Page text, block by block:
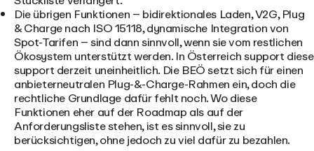
Die übrigen Funktionen– bidirektionales Laden, V2G, Plug
& Charge nach ISO 15118, dynamische Integration von
Spot-Tarifen – sind dann sinnvoll, wenn sie vom restlichen
Ökosystem unterstützt werden. In Österreich support diese
support derzeit uneinheitlich. Die BEÖ setzt sich für einen
anbieterneutralen Plug-&-Charge-Rahmen ein, doch die
rechtliche Grundlage dafür fehlt noch. Wo diese
Funktionen eher auf der Roadmap als auf der
Anforderungsliste stehen, ist es sinnvoll, sie zu
berücksichtigen, ohne jedoch zu viel dafür zu bezahlen.